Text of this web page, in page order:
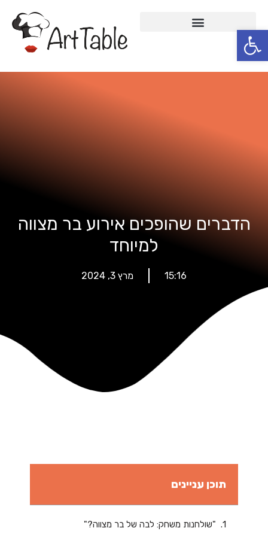
פתח סרגל נגישות
Skip
to
content
הדברים שהופכים אירוע בר מצווה
למיוחד
15:16 מרץ 3, 2024
תוכן עניינים
"שולחנות משחק: לבה של בר מצווה?"